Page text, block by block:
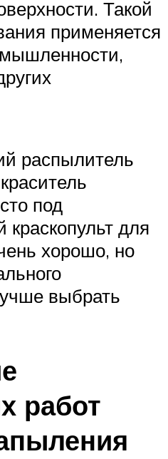
Такой
применяется
распылитель
под
для
хорошо, но
выбрать
работ